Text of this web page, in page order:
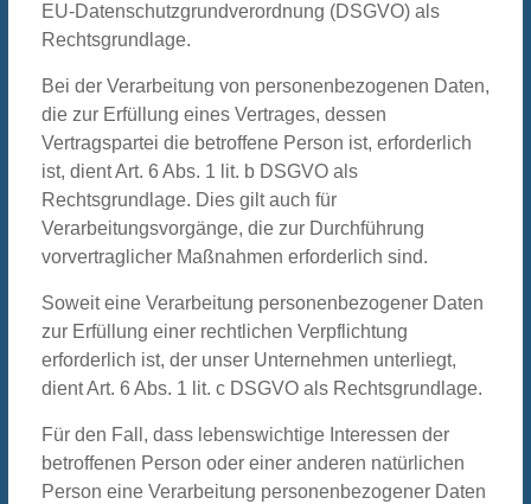
EU-Datenschutzgrundverordnung (DSGVO) als
Rechtsgrundlage.
Bei der Verarbeitung von personenbezogenen Daten,
die zur Erfüllung eines Vertrages, dessen
Vertragspartei die betroffene Person ist, erforderlich
ist, dient Art. 6 Abs. 1 lit. b DSGVO als
Rechtsgrundlage. Dies gilt auch für
Verarbeitungsvorgänge, die zur Durchführung
vorvertraglicher Maßnahmen erforderlich sind.
Soweit eine Verarbeitung personenbezogener Daten
zur Erfüllung einer rechtlichen Verpflichtung
erforderlich ist, der unser Unternehmen unterliegt,
dient Art. 6 Abs. 1 lit. c DSGVO als Rechtsgrundlage.
Für den Fall, dass lebenswichtige Interessen der
betroffenen Person oder einer anderen natürlichen
Person eine Verarbeitung personenbezogener Daten